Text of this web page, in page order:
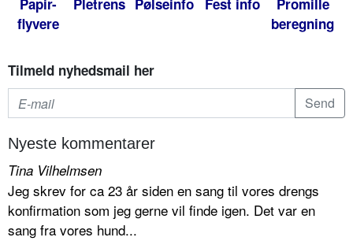
Papir-
flyvere
Pletrens Pølseinfo Fest info
Promille
beregning
Tilmeld nyhedsmail her
Nyeste kommentarer
Tina Vilhelmsen
Jeg skrev for ca 23 år siden en sang til vores drengs
konfirmation som jeg gerne vil finde igen. Det var en
sang fra vores hund...